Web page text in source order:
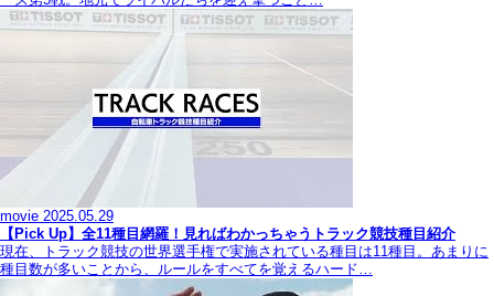
movie 2025.05.29
【Pick Up】全11種目網羅！見ればわかっちゃうトラック競技種目紹介
現在、トラック競技の世界選手権で実施されている種目は11種目。あまりに
種目数が多いことから、ルールをすべてを覚えるハード…